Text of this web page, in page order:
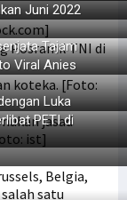
Juni 2022
Tajam
Viral Anies
Luka
PETI di